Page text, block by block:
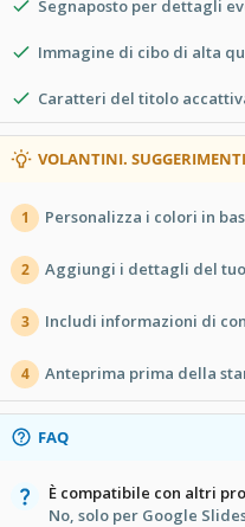
Segnaposto per dettagli
Immagine di cibo di alta
Caratteri del titolo
VOLANTINI. SUGGERIMENTI
1 Personalizza i colori in
2 Aggiungi i dettagli del
3 Includi informazioni di
4 Anteprima prima della
FAQ
È compatibile con altri
No, solo per Google